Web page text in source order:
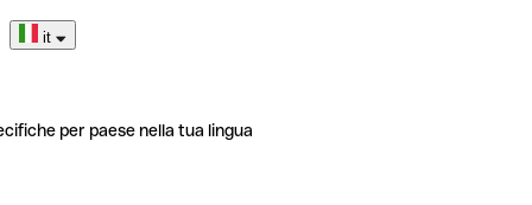
it
per paese nella tua lingua